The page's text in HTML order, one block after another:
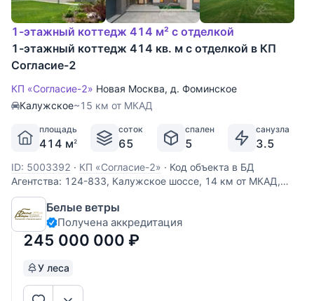
1-этажный коттедж 414 м² с отделкой
1-этажный коттедж 414 кв. м с отделкой в КП
Согласие-2
КП «Согласие-2» Новая Москва, д. Фоминское
Калужское~15 км от МКАД
площадь
414 м2
соток
65
спален
5
санузла
3.5
ID: 5003392 · КП «Согласие-2» · Код объекта в БД
Агентства: 124-833, Калужское шоссе, 14 км от МКАД,
Согласие-2 КП (Фоминское). Новый суперсовременный
одноэтажный дом. Стильная отделка "под ключ",
меблирован всей основной мебелью. Плоская кровля,
впечатляющий фасад,
Белые ветры
Получена аккредитация
245 000 000 ₽
У леса